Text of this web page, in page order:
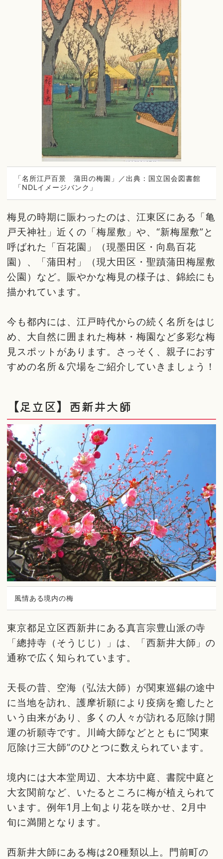
「名所江戸百景 蒲田の梅園」／出典：国立国会図書館
「NDLイメージバンク」
梅見の時期に賑わったのは、江東区にある「亀
戸天神社」近くの「梅屋敷」や、“新梅屋敷”と
呼ばれた「百花園」（現墨田区・向島百花
園）、「蒲田村」（現大田区・聖蹟蒲田梅屋敷
公園）など。賑やかな梅見の様子は、錦絵にも
描かれています。
今も都内には、江戸時代からの続く名所をはじ
め、大自然に囲まれた梅林・梅園など多彩な梅
見スポットがあります。さっそく、親子におす
すめの名所＆穴場をご紹介していきましょう！
【足立区】西新井大師
風情ある境内の梅
東京都足立区西新井にある真言宗豊山派の寺
「總持寺（そうじじ）」は、「西新井大師」の
通称で広く知られています。
天長の昔、空海（弘法大師）が関東巡錫の途中
に当地を訪れ、護摩祈願により疫病を癒したと
いう由来があり、多くの人々が訪れる厄除け開
運の祈願寺です。川崎大師などとともに“関東
厄除け三大師”のひとつに数えられています。
境内には大本堂周辺、大本坊中庭、書院中庭と
大玄関前など、いたるところに梅が植えられて
います。例年1月上旬より花を咲かせ、2月中
旬に満開となります。
西新井大師にある梅は20種類以上。門前町の